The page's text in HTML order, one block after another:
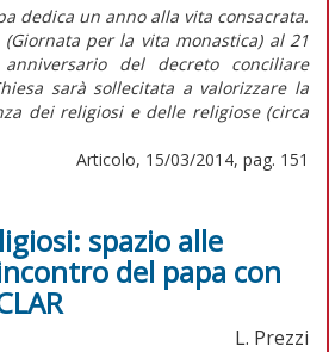
dedica un anno alla vita consacrata.
per la vita monastica) al 21
del decreto conciliare
sarà sollecitata a valorizzare la
dei religiosi e delle religiose (circa
Articolo, 15/03/2014, pag. 151
spazio alle
del papa con
L. Prezzi